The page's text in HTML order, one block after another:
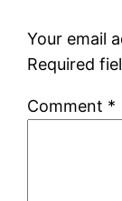
Your email
Required
Comment *